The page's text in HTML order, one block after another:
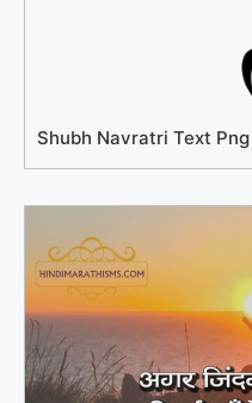
Shubh Navratri Text